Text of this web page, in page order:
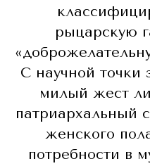
рыцарскую
С научной точки
милый жест
патриархальный
женского
потребности в